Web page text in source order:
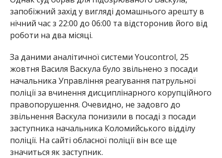
запобіжний захід у вигляді домашнього арешту в
нічний час з 22:00 до 06:00 та відсторонив його від
роботи на два місяці.
За даними аналітичної системи Youcontrol, 25
жовтня Василя Васкула було звільнено з посади
начальника Управління реагування патрульної
поліції за вчинення дисциплінарного корупційного
правопорушення. Очевидно, не задовго до
звільнення Васкула понизили в посаді з посади
заступника начальника Коломийського відділу
поліції. На сайті обласної поліції він все ще
значиться як заступник.